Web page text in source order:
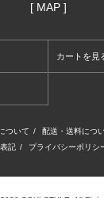
[ MAP ]
カートを見
ついて / 配送・送料につ
記 / プライバシーポリシ